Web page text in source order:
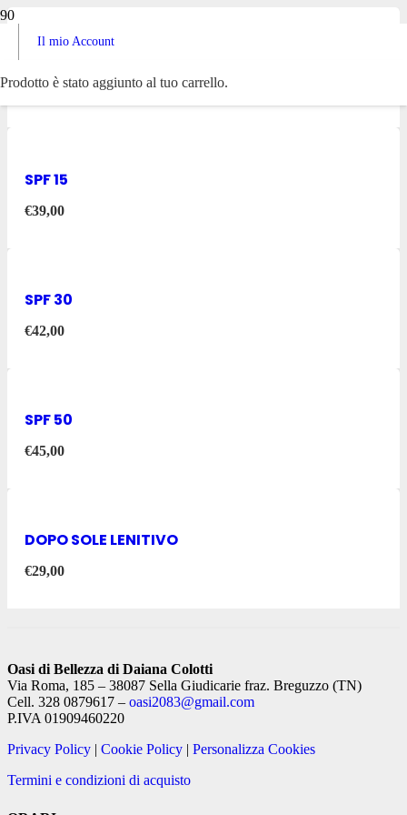
Il mio Account
Prodotto è stato aggiunto al tuo carrello.
€59,00
SPF 15
€39,00
SPF 30
€42,00
SPF 50
€45,00
DOPO SOLE LENITIVO
€29,00
Oasi di Bellezza di Daiana Colotti
Via Roma, 185 – 38087 Sella Giudicarie fraz. Breguzzo (TN)
Cell. 328 0879617 – oasi2083@gmail.com
P.IVA 01909460220
Privacy Policy | Cookie Policy | Personalizza Cookies
Termini e condizioni di acquisto